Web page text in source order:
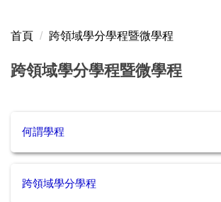
首頁 跨領域學分學程暨微學程
跨領域學分學程暨微學程
何謂學程
跨領域學分學程